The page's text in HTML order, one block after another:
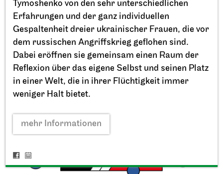
Tymoshenko von den sehr unterschiedlichen
Erfahrungen und der ganz individuellen
Gespaltenheit dreier ukrainischer Frauen, die vor
dem russischen Angriffskrieg geflohen sind.
Dabei eröffnen sie gemeinsam einen Raum der
Reflexion über das eigene Selbst und seinen Platz
in einer Welt, die in ihrer Flüchtigkeit immer
weniger Halt bietet.
mehr Informationen
So, 20.09.2026